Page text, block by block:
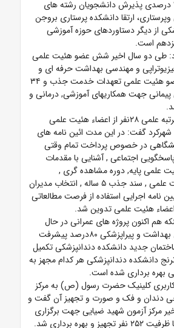
وی افزود: افزایش ۲۰ درصدی پذیرش دانشجویان رشته های
ارتقا دانشکده پرستاری بروجن
از دیگر دستاوردهای حوزه آموزشی
است.
طی دو سال اخیر شش عضو هئیت علمی
و مهندسی بهداشت حرفه ای و
ایمنی کار و ۲۵ نفر عضو هئیت علمی تعهدات خدمت جذب و ۳۴
جهت همکاریهای آموزشی, درمانی و
وی با اشاره به ارتقا مرتبه علمی ۲۸نفر از اعضاء هئیت علمی
گفت: در این مدت ائین نامه های
در خصوص پرداخت تمام وقتی
اجتماعی , آشنایی با مقدمات
علمی پایه, دوره مشاهده گری ,
ماندگاری اعضاء هئیت علمی , سند جذب ۵ ساله , انتخاب مدیران
نامه اجرایی استفاده از فرصت مطالعاتی
اعضاء هئیت علمی تدوین شد.
هم اکنون پروژه های عمرانی در حال
احداث دانشکده های بهداشت و پیراپزشکی ۸۰درصد پیشرفت
جدید دانشکده دندانپزشکی تکمیل
ترنج دانشکده دندانپزشکی هر کدام مجهز به
کاربری کلینیک حضرت رسول (ص) به مرکز
دندان و فک و صورت و تجهیز آن گفت و
مرکز آزمون شهید ضیایی جهت برگزاری
بهره برداری شد.